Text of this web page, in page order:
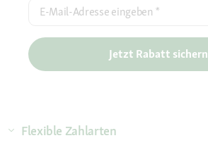
E-Mail-Adresse eingeben *
Jetzt Rabatt sichern
Flexible Zahlarten